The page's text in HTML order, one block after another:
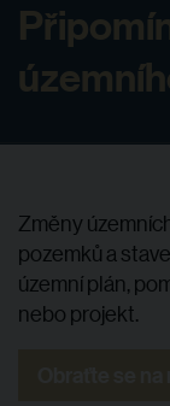
Změny
pozemků a
územní plán,
nebo projekt.